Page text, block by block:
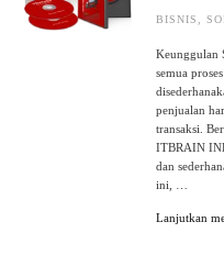
BISNIS ,
Keunggulan
semua
penjualan
transaksi.
ITBRAIN
dan
ini, …
Lanjutkan